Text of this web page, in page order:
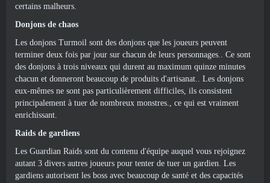
certains malheurs.
Donjons de chaos
Les donjons Turmoil sont des donjons que les joueurs peuvent
terminer deux fois par jour sur chacun de leurs personnages.. Ce sont
des donjons à trois niveaux qui durent au maximum quinze minutes
chacun et donneront beaucoup de produits d'artisanat.. Les donjons
eux-mêmes ne sont pas particulièrement difficiles, ils consistent
principalement à tuer de nombreux monstres., ce qui est vraiment
enrichissant.
Raids de gardiens
Les Guardian Raids sont du contenu d'équipe auquel vous rejoignez
autant 3 divers autres joueurs pour tenter de tuer un gardien. Les
gardiens autorisent les boss avec beaucoup de santé et des capacités